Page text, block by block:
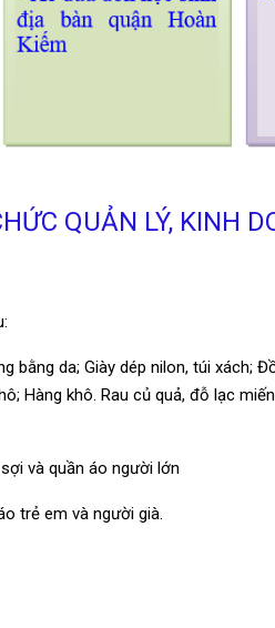
QUẢN LÝ, KINH
bằng da; Giày dép nilon, túi xách;
Hàng khô. Rau củ quả, đỗ lạc
và quần áo người lớn
trẻ em và người già.